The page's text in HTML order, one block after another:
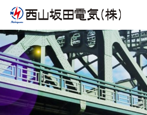
ホーム
会社案内
会社案内